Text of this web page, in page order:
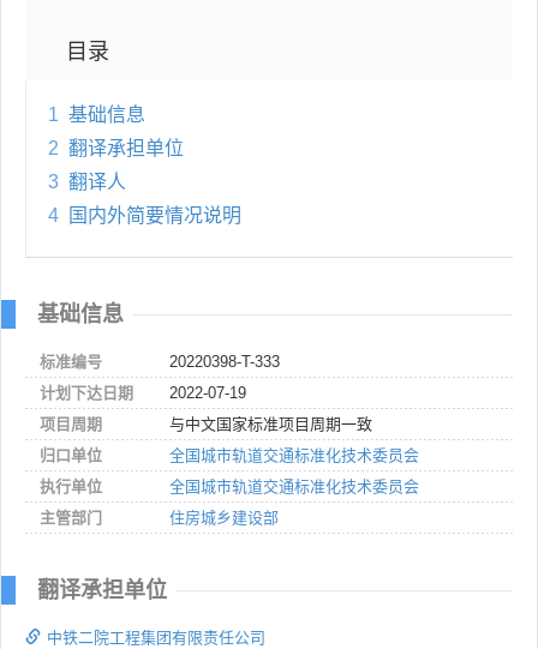
目录
1 基础信息
2 翻译承担单位
3 翻译人
4
国内外简要情况说明
基础信息
标准编号
20220398-T-333
计划下达日期
2022-07-19
项目周期
与中文国家标准项目周期一致
归口单位
全国城市轨道交通标准化技术委员会
执行单位
全国城市轨道交通标准化技术委员会
主管部门
住房城乡建设部
翻译承担单位
中铁二院工程集团有限责任公司